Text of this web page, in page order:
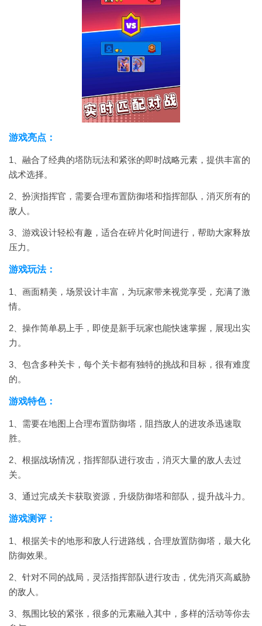
游戏亮点：
1、融合了经典的塔防玩法和紧张的即时战略元素，提供丰富的
战术选择。
2、扮演指挥官，需要合理布置防御塔和指挥部队，消灭所有的
敌人。
3、游戏设计轻松有趣，适合在碎片化时间进行，帮助大家释放
压力。
游戏玩法：
1、画面精美，场景设计丰富，为玩家带来视觉享受，充满了激
情。
2、操作简单易上手，即使是新手玩家也能快速掌握，展现出实
力。
3、包含多种关卡，每个关卡都有独特的挑战和目标，很有难度
的。
游戏特色：
1、需要在地图上合理布置防御塔，阻挡敌人的进攻杀迅速取
胜。
2、根据战场情况，指挥部队进行攻击，消灭大量的敌人去过
关。
3、通过完成关卡获取资源，升级防御塔和部队，提升战斗力。
游戏测评：
1、根据关卡的地形和敌人行进路线，合理放置防御塔，最大化
防御效果。
2、针对不同的战局，灵活指挥部队进行攻击，优先消灭高威胁
的敌人。
3、氛围比较的紧张，很多的元素融入其中，多样的活动等你去